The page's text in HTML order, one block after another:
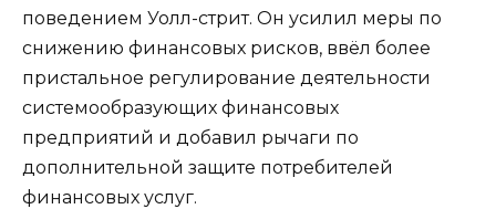
поведением Уолл-стрит. Он усилил меры по
снижению финансовых рисков, ввёл более
пристальное регулирование деятельности
системообразующих финансовых
предприятий и добавил рычаги по
дополнительной защите потребителей
финансовых услуг.